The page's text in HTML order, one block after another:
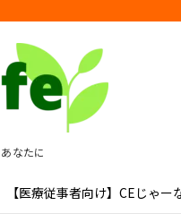
なたに
【医療従事者向け】CEじゃー